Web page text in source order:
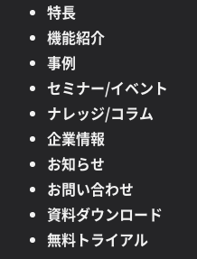
特長
機能紹介
事例
セミナー/イベント
ナレッジ/コラム
企業情報
お知らせ
お問い合わせ
資料ダウンロード
無料トライアル